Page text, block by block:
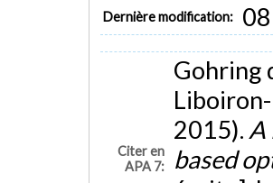
Dernière modification:
Citer en
APA 7:
Gohring
2015). A
based